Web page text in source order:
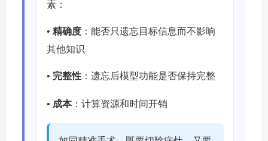
素：
• 精确度 ：能否只遗忘目标信息而不影响
其他知识
• 完整性 ：遗忘后模型功能是否保持完整
• 成本：计算资源和时间开销